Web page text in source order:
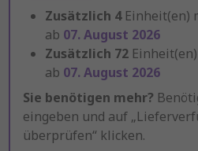
Zusätzlich 4 Einheit(en)
ab 07. August 2026
Zusätzlich 72
ab 07. August 2026
Sie benötigen mehr?
eingeben und auf
überprüfen“ klicken.